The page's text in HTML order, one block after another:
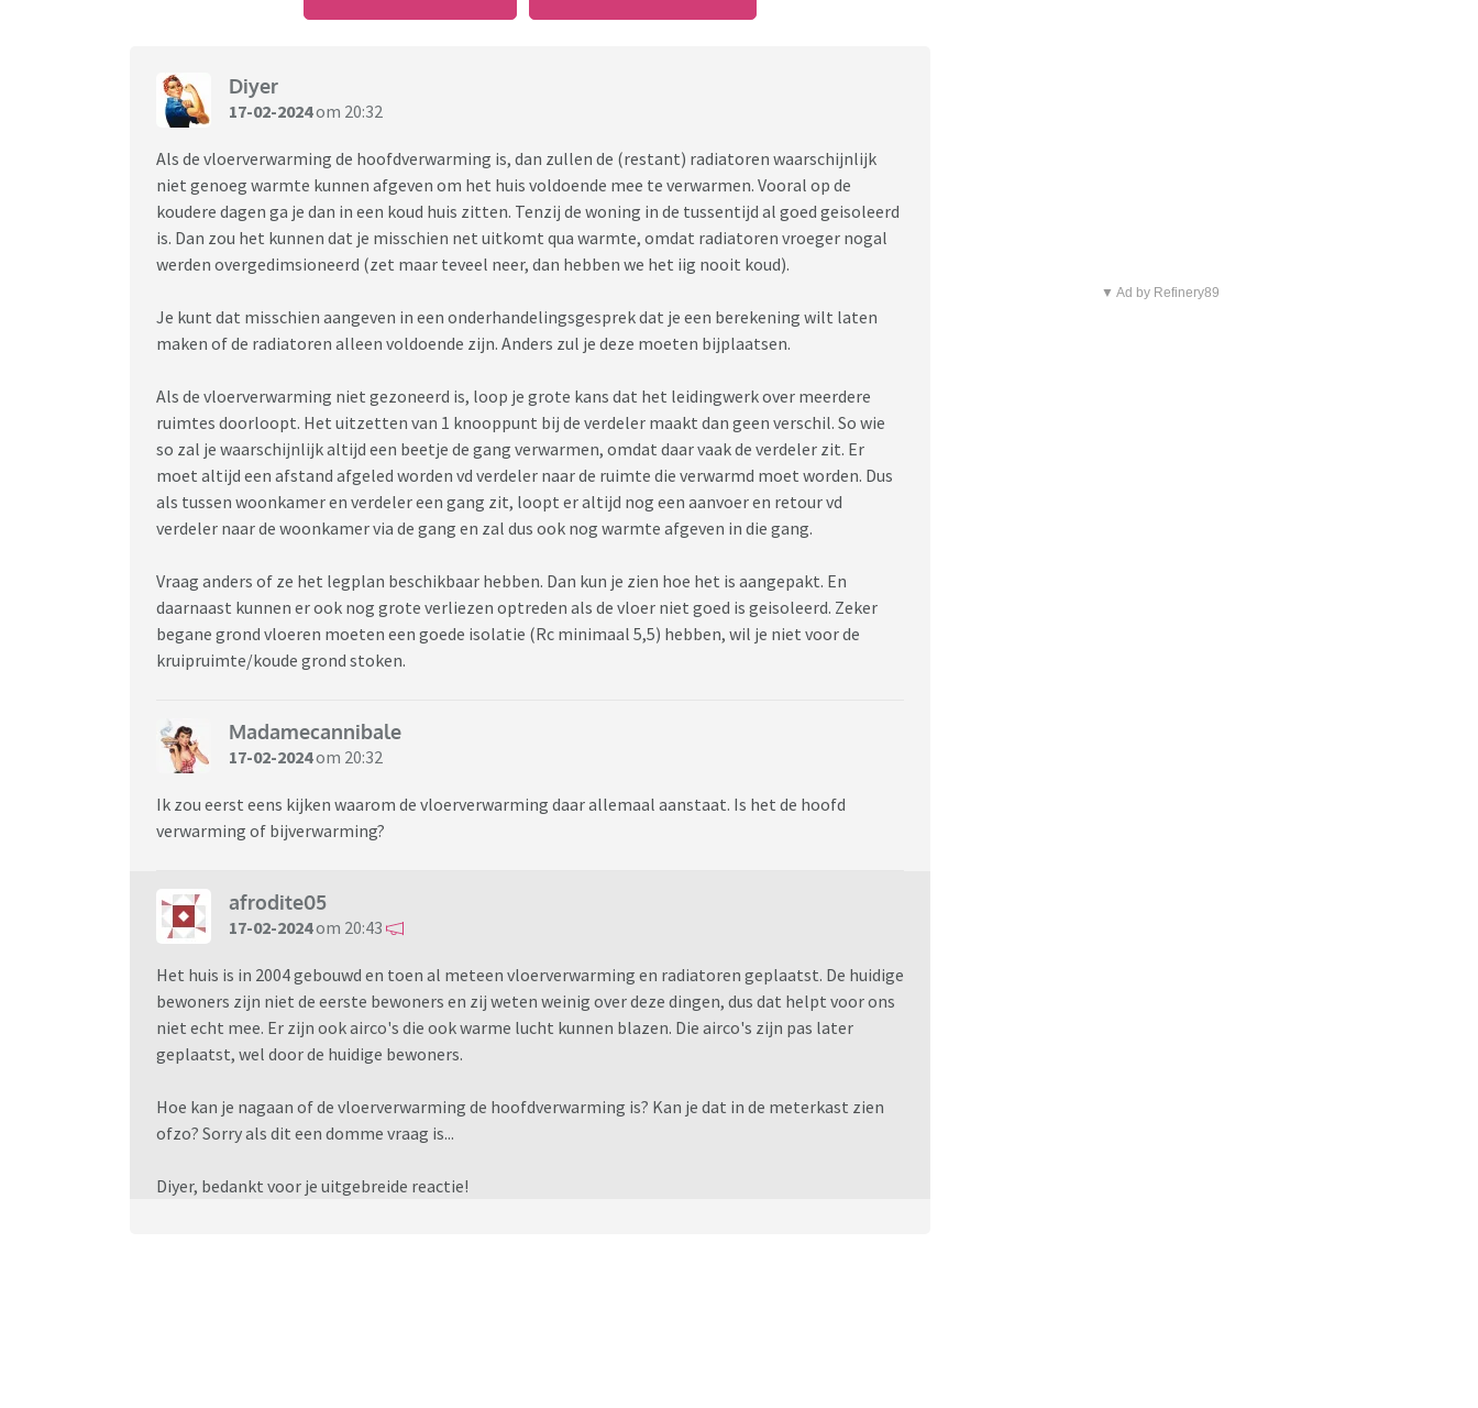
Diyer
17-02-2024om 20:32
Als de vloerverwarming de hoofdverwarming is, dan zullen de (restant) radiatoren waarschijnlijk
niet genoeg warmte kunnen afgeven om het huis voldoende mee te verwarmen. Vooral op de
koudere dagen ga je dan in een koud huis zitten. Tenzij de woning in de tussentijd al goed geisoleerd
is. Dan zou het kunnen dat je misschien net uitkomt qua warmte, omdat radiatoren vroeger nogal
werden overgedimsioneerd (zet maar teveel neer, dan hebben we het iig nooit koud).
Je kunt dat misschien aangeven in een onderhandelingsgesprek dat je een berekening wilt laten
maken of de radiatoren alleen voldoende zijn. Anders zul je deze moeten bijplaatsen.
Als de vloerverwarming niet gezoneerd is, loop je grote kans dat het leidingwerk over meerdere
ruimtes doorloopt. Het uitzetten van 1 knooppunt bij de verdeler maakt dan geen verschil. So wie
so zal je waarschijnlijk altijd een beetje de gang verwarmen, omdat daar vaak de verdeler zit. Er
moet altijd een afstand afgeled worden vd verdeler naar de ruimte die verwarmd moet worden. Dus
als tussen woonkamer en verdeler een gang zit, loopt er altijd nog een aanvoer en retour vd
verdeler naar de woonkamer via de gang en zal dus ook nog warmte afgeven in die gang.
Vraag anders of ze het legplan beschikbaar hebben. Dan kun je zien hoe het is aangepakt. En
daarnaast kunnen er ook nog grote verliezen optreden als de vloer niet goed is geisoleerd. Zeker
begane grond vloeren moeten een goede isolatie (Rc minimaal 5,5) hebben, wil je niet voor de
kruipruimte/koude grond stoken.
Madamecannibale
17-02-2024om 20:32
Ik zou eerst eens kijken waarom de vloerverwarming daar allemaal aanstaat. Is het de hoofd
verwarming of bijverwarming?
afrodite05
17-02-2024om 20:43
Het huis is in 2004 gebouwd en toen al meteen vloerverwarming en radiatoren geplaatst. De huidige
bewoners zijn niet de eerste bewoners en zij weten weinig over deze dingen, dus dat helpt voor ons
niet echt mee. Er zijn ook airco's die ook warme lucht kunnen blazen. Die airco's zijn pas later
geplaatst, wel door de huidige bewoners.
Hoe kan je nagaan of de vloerverwarming de hoofdverwarming is? Kan je dat in de meterkast zien
ofzo? Sorry als dit een domme vraag is...
Diyer, bedankt voor je uitgebreide reactie!
▼ Ad by Refinery89